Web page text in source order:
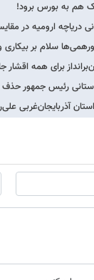
هم به بورس برود!
دریاچه ارومیه در
سلام بر
برای همه اقشار
رئیس جمهور
آذربایجان‌غربی